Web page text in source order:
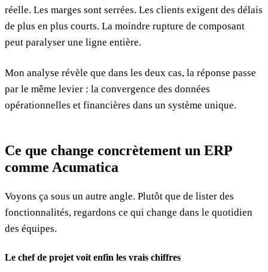
réelle. Les marges sont serrées. Les clients exigent des délais
de plus en plus courts. La moindre rupture de composant
peut paralyser une ligne entière.
Mon analyse révèle que dans les deux cas, la réponse passe
par le même levier : la convergence des données
opérationnelles et financières dans un système unique.
Ce que change concrètement un ERP
comme Acumatica
Voyons ça sous un autre angle. Plutôt que de lister des
fonctionnalités, regardons ce qui change dans le quotidien
des équipes.
Le chef de projet voit enfin les vrais chiffres